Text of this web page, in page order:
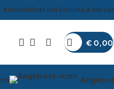
KontaktÜber UnsZahlung &
€ 0,00